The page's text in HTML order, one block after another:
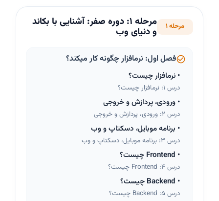
مرحله 1 مرحله 1
: دوره صفر: آشنایی با بکاند
و دنیای وب
فصل اول: نرمافزار چگونه کار میکند؟
• نرمافزار چیست؟
درس 1: نرمافزار چیست؟
• ورودی، پردازش و خروجی
درس 2: ورودی، پردازش و خروجی
• برنامه موبایل، دسکتاپ و وب
درس 3: برنامه موبایل، دسکتاپ و وب
• Frontend چیست؟
درس 4: Frontend چیست؟
• Backend چیست؟
درس 5: Backend چیست؟